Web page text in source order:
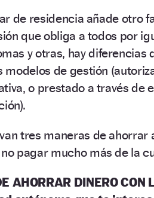
de residencia añade otro
que obliga a todos por
y otras, hay diferencias
modelos de gestión
o prestado a través de
tres maneras de ahorrar
pagar mucho más de la
AHORRAR DINERO CON